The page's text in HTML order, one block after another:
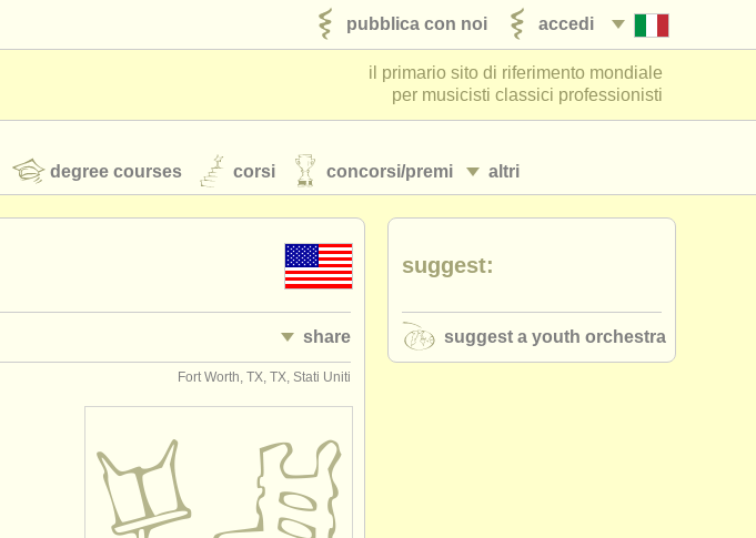
accedi
pubblica con noi
il primario sito di riferimento mondiale
per musicisti classici professionisti
altri
degree courses corsi concorsi/premi
share
Fort Worth, TX, TX, Stati Uniti
suggest:
suggest a youth orchestra